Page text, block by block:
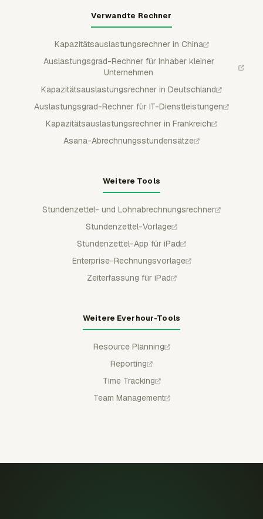
Verwandte Rechner
Kapazitätsauslastungsrechner in China
Auslastungsgrad-Rechner für Inhaber kleiner
Unternehmen
Kapazitätsauslastungsrechner in Deutschland
Auslastungsgrad-Rechner für IT-Dienstleistungen
Kapazitätsauslastungsrechner in Frankreich
Asana-Abrechnungsstundensätze
Weitere Tools
Stundenzettel- und Lohnabrechnungsrechner
Stundenzettel-Vorlage
Stundenzettel-App für iPad
Enterprise-Rechnungsvorlage
Zeiterfassung für iPad
Weitere Everhour-Tools
Resource Planning
Reporting
Time Tracking
Team Management